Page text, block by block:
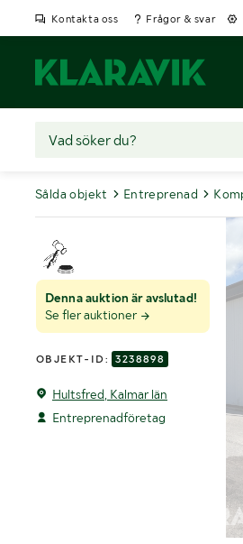
Kontakta oss Frågor & svar
Sålda objekt Entreprenad
Denna auktion är avslutad!
Se fler auktioner
OBJEKT-ID: 3238898
Hultsfred, Kalmar län
Entreprenadföretag